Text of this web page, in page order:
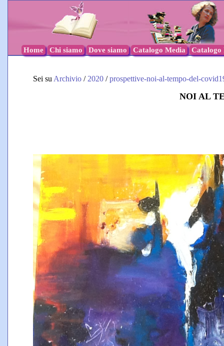
Home Chi siamo Dove siamo Catalogo Media Catalogo
Sei su Archivio / 2020 /prospettive-noi-al-tempo-del-
NOI AL